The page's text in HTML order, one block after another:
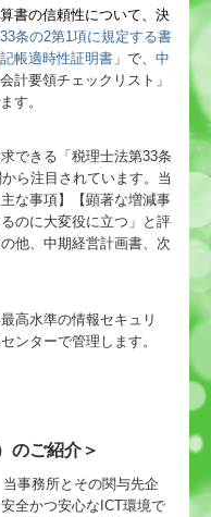
書の信頼性について、決
条の2第1項に規定する書
記帳適時性証明書 」で、中
計要領チェックリスト」
す。
できる「税理士法第33条
ら注目されています。当
な事項】【顕著な増減事
のに大変役に立つ」と評
他、中期経営計画書、次
高水準の情報セキュリ
ンターで管理します。
のご紹介＞
事務所とその関与先企
全かつ安心なICT環境で